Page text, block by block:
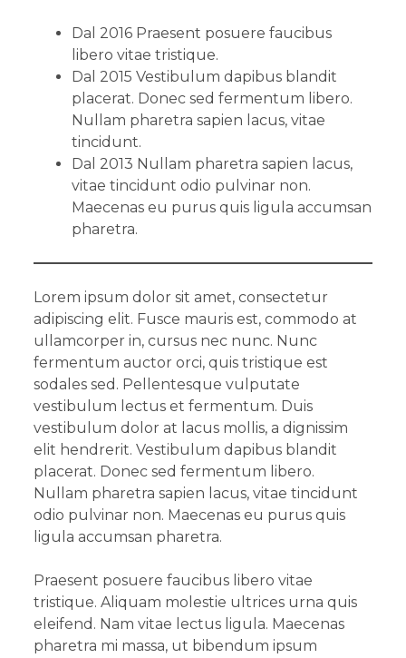
Dal 2016 Praesent posuere faucibus
libero vitae tristique.
Dal 2015 Vestibulum dapibus blandit
placerat. Donec sed fermentum libero.
Nullam pharetra sapien lacus, vitae
tincidunt.
Dal 2013 Nullam pharetra sapien lacus,
vitae tincidunt odio pulvinar non.
Maecenas eu purus quis ligula accumsan
pharetra.
Lorem ipsum dolor sit amet, consectetur
adipiscing elit. Fusce mauris est, commodo at
ullamcorper in, cursus nec nunc. Nunc
fermentum auctor orci, quis tristique est
sodales sed. Pellentesque vulputate
vestibulum lectus et fermentum. Duis
vestibulum dolor at lacus mollis, a dignissim
elit hendrerit. Vestibulum dapibus blandit
placerat. Donec sed fermentum libero.
Nullam pharetra sapien lacus, vitae tincidunt
odio pulvinar non. Maecenas eu purus quis
ligula accumsan pharetra.
Praesent posuere faucibus libero vitae
tristique. Aliquam molestie ultrices urna quis
eleifend. Nam vitae lectus ligula. Maecenas
pharetra mi massa, ut bibendum ipsum